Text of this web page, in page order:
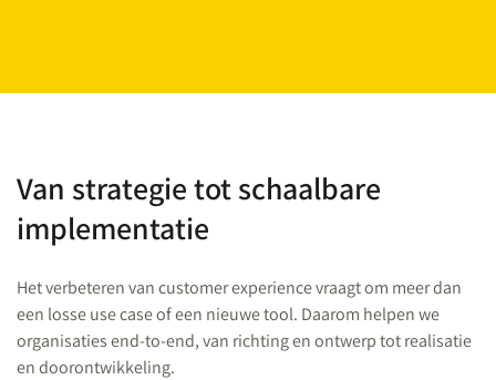
Van strategie tot schaalbare
implementatie
Het verbeteren van customer experience vraagt om meer dan
een losse use case of een nieuwe tool. Daarom helpen we
organisaties end-to-end, van richting en ontwerp tot realisatie
en doorontwikkeling.